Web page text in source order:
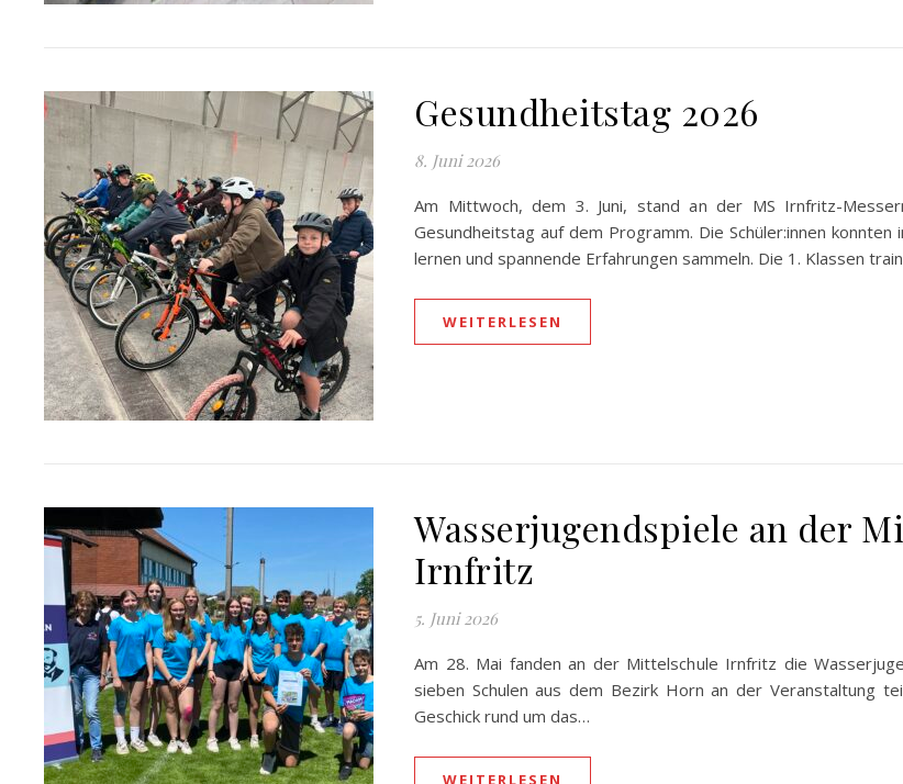
Gesundheitstag 2026
8. Juni 2026
Am Mittwoch, dem 3. Juni, stand an der MS Irnfritz-
Gesundheitstag auf dem Programm. Die Schüler:innen
lernen und spannende Erfahrungen sammeln. Die 1. Klassen
WEITERLESEN
Wasserjugendspiele an der
Irnfritz
5. Juni 2026
Am 28. Mai fanden an der Mittelschule Irnfritz die
sieben Schulen aus dem Bezirk Horn an der Veranstaltung
Geschick rund um das…
WEITERLESEN